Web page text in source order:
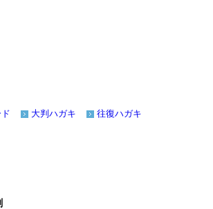
大判ハガキ
往復ハガキ